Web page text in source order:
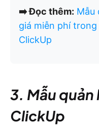
➡️ Đọc thêm: Mẫu
giá miễn phí trong
ClickUp
3. Mẫu quản
ClickUp